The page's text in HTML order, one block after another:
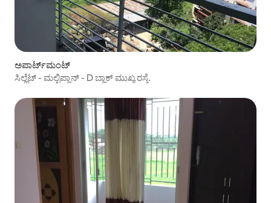
ಅಪಾರ್ಟ್‌ಮಂಟ್
ಸಿಲ್ಹೆಟ್ - ಮಲ್ಟಿಪ್ಲಾನ್ - D ಬ್ಲಾಕ್ ಮುಖ್ಯ ರಸ್ತೆ.